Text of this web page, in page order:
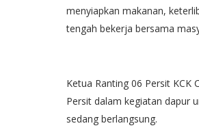
menyiapkan makanan,
tengah bekerja bersama
Ketua Ranting 06 Persit KCK
Persit dalam kegiatan dapur
sedang berlangsung.